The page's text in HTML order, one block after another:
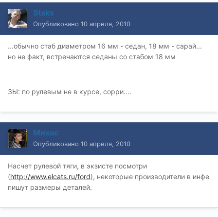
Staks
Опубликовано 10 апреля, 2010
...обычно стаб диаметром 16 мм - седан, 18 мм - сарай...
но не факт, встречаются седаны со стабом 18 мм
ЗЫ: по рулевым не в курсе, сорри....
Михас
Опубликовано 10 апреля, 2010
Насчет рулевой тяги, в экзисте посмотри
(http://www.elcats.ru/ford), некоторые производители в инфе
пишут размеры деталей.